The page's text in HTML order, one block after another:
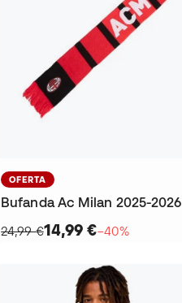
OFERTA
Bufanda Ac Milan 2025-2026
24,99 €14,99 €−40%